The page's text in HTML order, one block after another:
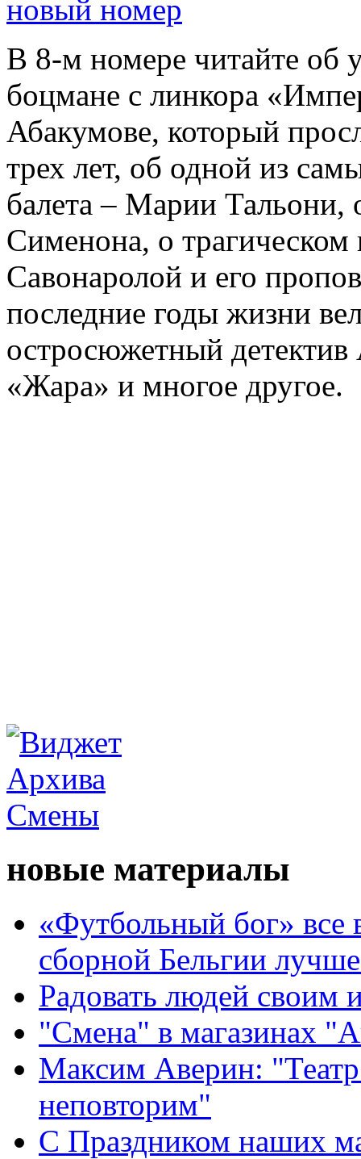
новый номер
В 8-м номере читайте об
боцмане с линкора
Абакумове, который
трех лет, об одной из
балета – Марии
Сименона, о трагическом
Савонаролой и его
последние годы жизни
остросюжетный детектив
«Жара» и многое другое.
новые материалы
«Футбольный бог» все
сборной Бельгии
Радовать людей своим
"Смена" в магазинах
Максим Аверин:
неповторим"
С Праздником наших